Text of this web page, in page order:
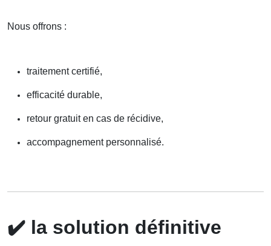
Nous offrons :
traitement certifié,
efficacité durable,
retour gratuit en cas de récidive,
accompagnement personnalisé.
✔️ la solution définitive